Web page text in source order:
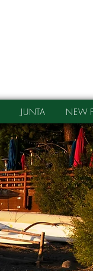
JUNTA NEW